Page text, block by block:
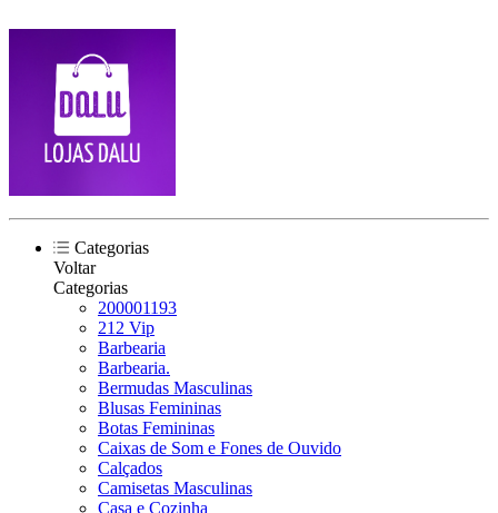
Categorias
Voltar
Categorias
200001193
212 Vip
Barbearia
Barbearia.
Bermudas Masculinas
Blusas Femininas
Botas Femininas
Caixas de Som e Fones de Ouvido
Calçados
Camisetas Masculinas
Casa e Cozinha